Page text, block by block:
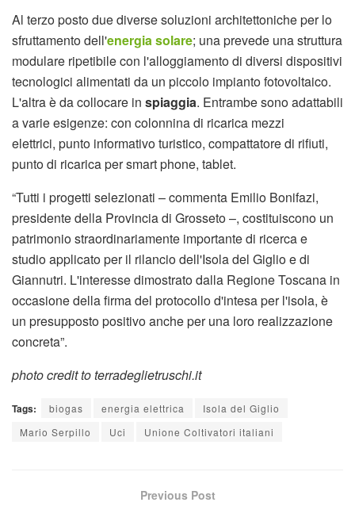
Al terzo posto due diverse soluzioni architettoniche per lo
sfruttamento dell'energia solare; una prevede una struttura
modulare ripetibile con l'alloggiamento di diversi dispositivi
tecnologici alimentati da un piccolo impianto fotovoltaico.
L'altra è da collocare in spiaggia. Entrambe sono adattabili
a varie esigenze: con colonnina di ricarica mezzi
elettrici, punto informativo turistico, compattatore di rifiuti,
punto di ricarica per smart phone, tablet.
“Tutti i progetti selezionati – commenta Emilio Bonifazi,
presidente della Provincia di Grosseto –, costituiscono un
patrimonio straordinariamente importante di ricerca e
studio applicato per il rilancio dell'Isola del Giglio e di
Giannutri. L'interesse dimostrato dalla Regione Toscana in
occasione della firma del protocollo d'intesa per l'isola, è
un presupposto positivo anche per una loro realizzazione
concreta”.
photo credit to terradeglietruschi.it
Tags: biogas energia elettrica
Isola del Giglio
Mario Serpillo
Uci Unione Coltivatori italiani
Previous Post